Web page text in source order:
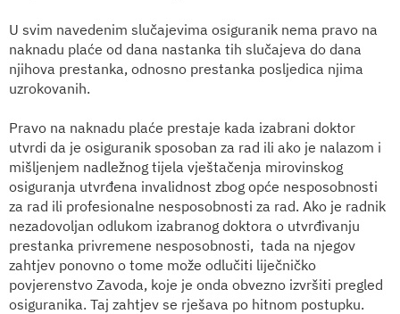
U svim navedenim slučajevima osiguranik nema pravo na
naknadu plaće od dana nastanka tih slučajeva do dana
njihova prestanka, odnosno prestanka posljedica njima
uzrokovanih.
Pravo na naknadu plaće prestaje kada izabrani doktor
utvrdi da je osiguranik sposoban za rad ili ako je nalazom i
mišljenjem nadležnog tijela vještačenja mirovinskog
osiguranja utvrđena invalidnost zbog opće nesposobnosti
za rad ili profesionalne nesposobnosti za rad. Ako je radnik
nezadovoljan odlukom izabranog doktora o utvrđivanju
prestanka privremene nesposobnosti, tada na njegov
zahtjev ponovno o tome može odlučiti liječničko
povjerenstvo Zavoda, koje je onda obvezno izvršiti pregled
osiguranika. Taj zahtjev se rješava po hitnom postupku.